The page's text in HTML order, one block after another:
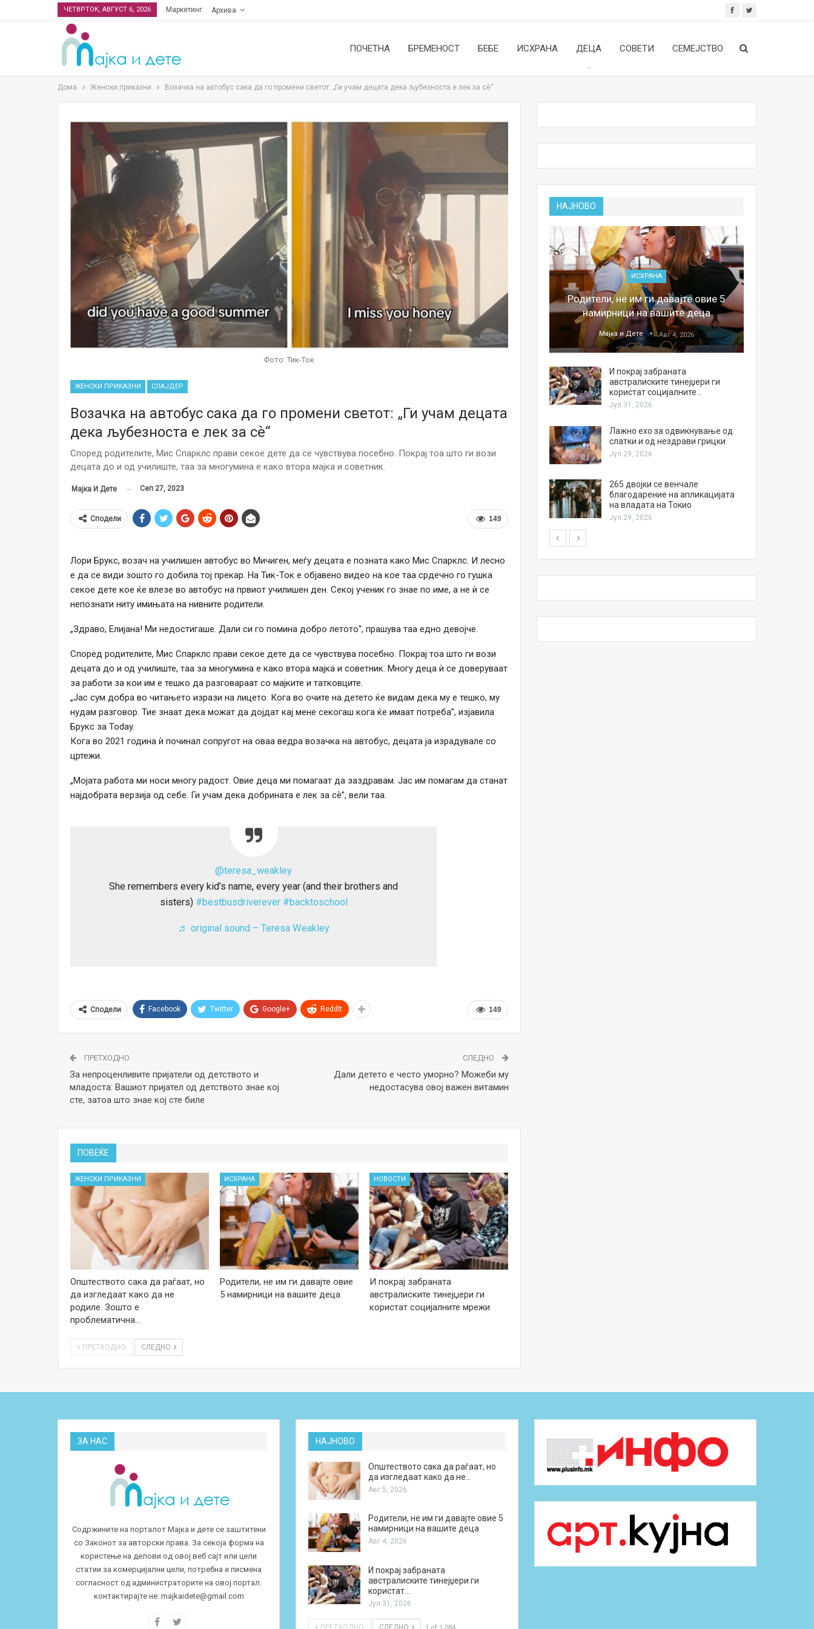
ЧЕТВРТОК, АВГУСТ 6, 2026 Маркетинг Архива
ПОЧЕТНА БРЕМЕНОСТ БЕБЕ ИСХРАНА ДЕЦА СОВЕТИ СЕМЕЈСТВО
Дома Женски приказни Возачка на автобус сака да го промени светот: „Ги учам децата дека љубезноста е лек за сѐ“
Фото: Тик-Ток
ЖЕНСКИ ПРИКАЗНИ СЛАЈДЕР
Возачка на автобус сака да го промени светот: „Ги учам децата
дека љубезноста е лек за сѐ“
Според родителите, Мис Спарклс прави секое дете да се чувствува посебно. Покрај тоа што ги вози
децата до и од училиште, таа за многумина е како втора мајка и советник.
Мајка И Дете Сеп 27, 2023
149
Сподели
Лори Брукс, возач на училишен автобус во Мичиген, меѓу децата е позната како Мис Спарклс. И лесно
е да се види зошто го добила тој прекар. На Тик-Ток е објавено видео на кое таа срдечно го гушка
секое дете кое ќе влезе во автобус на првиот училишен ден. Секој ученик го знае по име, а не ѝ се
непознати ниту имињата на нивните родители.
„Здраво, Елијана! Ми недостигаше. Дали си го помина добро летото“, прашува таа едно девојче.
Според родителите, Мис Спарклс прави секое дете да се чувствува посебно. Покрај тоа што ги вози
децата до и од училиште, таа за многумина е како втора мајка и советник. Многу деца ѝ се доверуваат
за работи за кои им е тешко да разговараат со мајките и татковците.
„Јас сум добра во читањето изрази на лицето. Кога во очите на детето ќе видам дека му е тешко, му
нудам разговор. Тие знаат дека можат да дојдат кај мене секогаш кога ќе имаат потреба”, изјавила
Брукс за Today.
Кога во 2021 година ѝ починал сопругот на оваа ведра возачка на автобус, децата ја израдувале со
цртежи.
„Мојата работа ми носи многу радост. Овие деца ми помагаат да заздравам. Јас им помагам да станат
најдобрата верзија од себе. Ги учам дека добрината е лек за сѐ”, вели таа.
@teresa_weakley
She remembers every kid’s name, every year (and their brothers and
sisters) #bestbusdriverever #backtoschool
♬ original sound – Teresa Weakley
149
Сподели Facebook Twitter Google+ ReddIt
ПРЕТХОДНО
За непроценливите пријатели од детството и
младоста: Вашиот пријател од детството знае кој
сте, затоа што знае кој сте биле
СЛЕДНО
Дали детето е често уморно? Можеби му
недостасува овој важен витамин
ПОВЕЌЕ
ЖЕНСКИ ПРИКАЗНИ
Општеството сака да раѓаат, но
да изгледаат како да не
родиле: Зошто е
проблематична…
ИСХРАНА
Родители, не им ги давајте овие
5 намирници на вашите деца
НОВОСТИ
И покрај забраната
австралиските тинејџери ги
користат социјалните мрежи
ПРЕТХОДНО СЛЕДНО
НАЈНОВО
НОВОСТИ
Малолетниците ќе бидат офлајн до
15-тата година: Франција воведе
забрана за…
Мајка и Дете Јул 23, 2026
случува еднаш на…
ИСХРАНА
Родители, не им ги давајте овие 5
намирници на вашите деца
Мајка и Дете Авг 4, 2026
И покрај забраната
австралиските тинејџери ги
користат социјалните…
Јул 31, 2026
Лажно ехо за одвикнување од
слатки и од нездрави грицки
Јул 29, 2026
265 двојки се венчале
благодарение на апликацијата
на владата на Токио
Јул 29, 2026
ЗА НАС
Содржините на порталот Мајка и дете се заштитени
со Законот за авторски права. За секоја форма на
користење на делови од овој веб сајт или цели
статии за комерцијални цели, потребна е писмена
согласност од администраторите на овој портал.
контактирајте не: majkaidete@gmail.com
НАЈНОВО
Општеството сака да раѓаат, но
да изгледаат како да не…
Авг 5, 2026
Родители, не им ги давајте овие 5
намирници на вашите деца
Авг 4, 2026
И покрај забраната
австралиските тинејџери ги
користат…
Јул 31, 2026
ПРЕТХОДНО СЛЕДНО 1 of 1.084